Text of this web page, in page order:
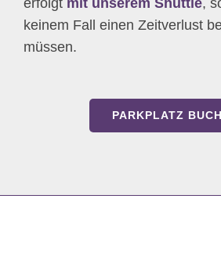
keinem Fall einen Zeitverlust
müssen.
PARKPLATZ